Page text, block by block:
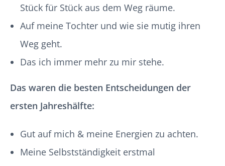
Stück für Stück aus dem Weg räume.
Auf meine Tochter und wie sie mutig ihren
Weg geht.
Das ich immer mehr zu mir stehe.
Das waren die besten Entscheidungen der
ersten Jahreshälfte:
Gut auf mich & meine Energien zu achten.
Meine Selbstständigkeit erstmal